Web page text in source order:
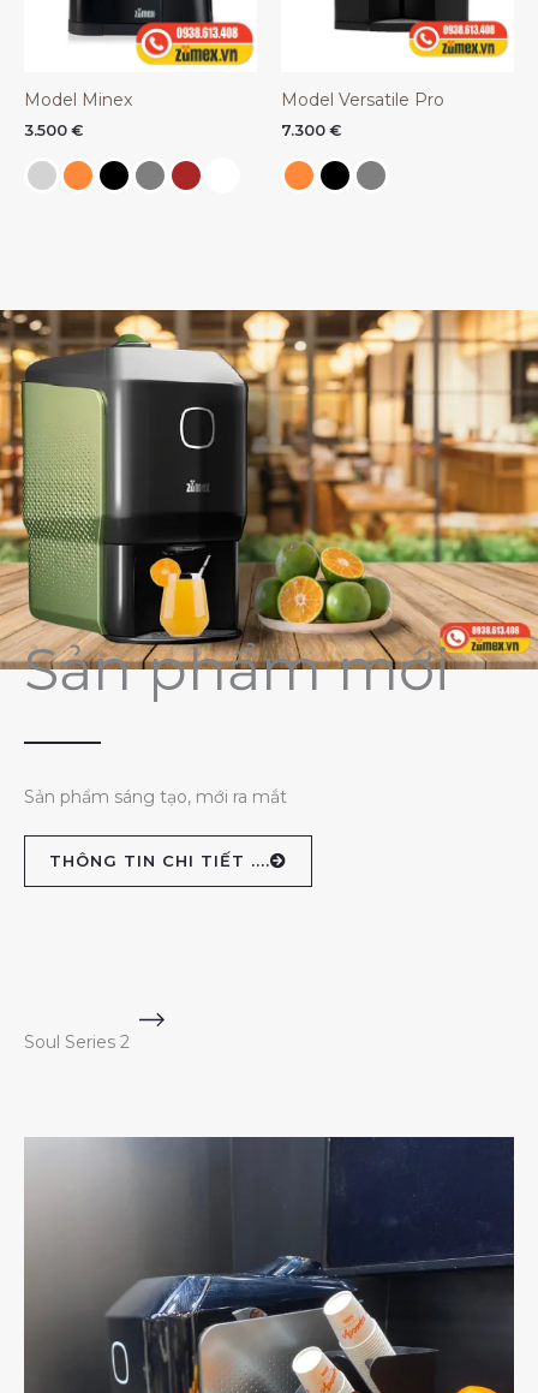
Model Minex
3.500 €
Model Versatile Pro
7.300 €
Sản phẩm mới
Sản phẩm sáng tạo, mới ra mắt
THÔNG TIN CHI TIẾT ....
Soul Series 2